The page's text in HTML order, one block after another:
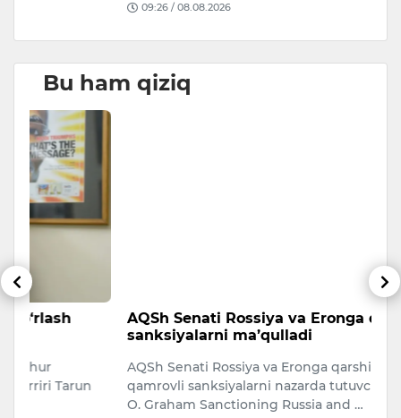
09:26 / 08.08.2026
Bu ham qiziq
AQSh Senati Rossiya va Eronga qarshi
sanksiyalarni ma’qulladi
AQSh Senati Rossiya va Eronga qarshi keng
qamrovli sanksiyalarni nazarda tutuvchi “Lindsey
O. Graham Sanctioning Russia and …